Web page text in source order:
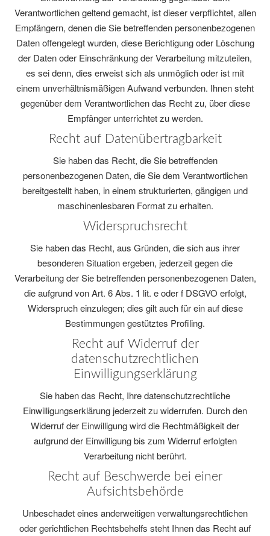
Verantwortlichen geltend gemacht, ist dieser verpflichtet, allen
Empfängern, denen die Sie betreffenden personenbezogenen
Daten offengelegt wurden, diese Berichtigung oder Löschung
der Daten oder Einschränkung der Verarbeitung mitzuteilen,
es sei denn, dies erweist sich als unmöglich oder ist mit
einem unverhältnismäßigen Aufwand verbunden. Ihnen steht
gegenüber dem Verantwortlichen das Recht zu, über diese
Empfänger unterrichtet zu werden.
Recht auf Datenübertragbarkeit
Sie haben das Recht, die Sie betreffenden
personenbezogenen Daten, die Sie dem Verantwortlichen
bereitgestellt haben, in einem strukturierten, gängigen und
maschinenlesbaren Format zu erhalten.
Widerspruchsrecht
Sie haben das Recht, aus Gründen, die sich aus ihrer
besonderen Situation ergeben, jederzeit gegen die
Verarbeitung der Sie betreffenden personenbezogenen Daten,
die aufgrund von Art. 6 Abs. 1 lit. e oder f DSGVO erfolgt,
Widerspruch einzulegen; dies gilt auch für ein auf diese
Bestimmungen gestütztes Profiling.
Recht auf Widerruf der
datenschutzrechtlichen
Einwilligungserklärung
Sie haben das Recht, Ihre datenschutzrechtliche
Einwilligungserklärung jederzeit zu widerrufen. Durch den
Widerruf der Einwilligung wird die Rechtmäßigkeit der
aufgrund der Einwilligung bis zum Widerruf erfolgten
Verarbeitung nicht berührt.
Recht auf Beschwerde bei einer
Aufsichtsbehörde
Unbeschadet eines anderweitigen verwaltungsrechtlichen
oder gerichtlichen Rechtsbehelfs steht Ihnen das Recht auf